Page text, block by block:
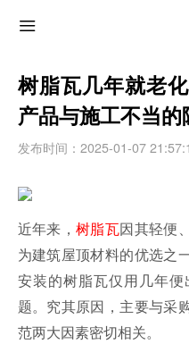
树脂瓦几年就老
产品与施工不当的
发布时间：2025-01-07
近年来，树脂瓦因其轻便
为建筑屋顶材料的优选之
安装的树脂瓦仅用几年
题。究其原因，主要与采
范两大因素密切相关。